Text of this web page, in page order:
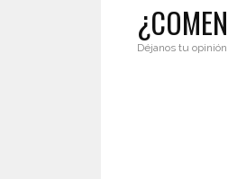
Déjanos tu opinión.